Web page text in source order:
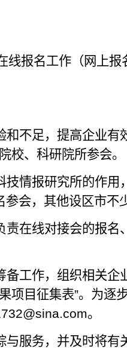
线报名工作（网上
不足，提高企业有
校、科研院所参会。
情报研究所的作用
参会，其他设区市不
在线对接会的报名
工作，组织相关企
项目征集表”。为逐
。
服务，并及时将有